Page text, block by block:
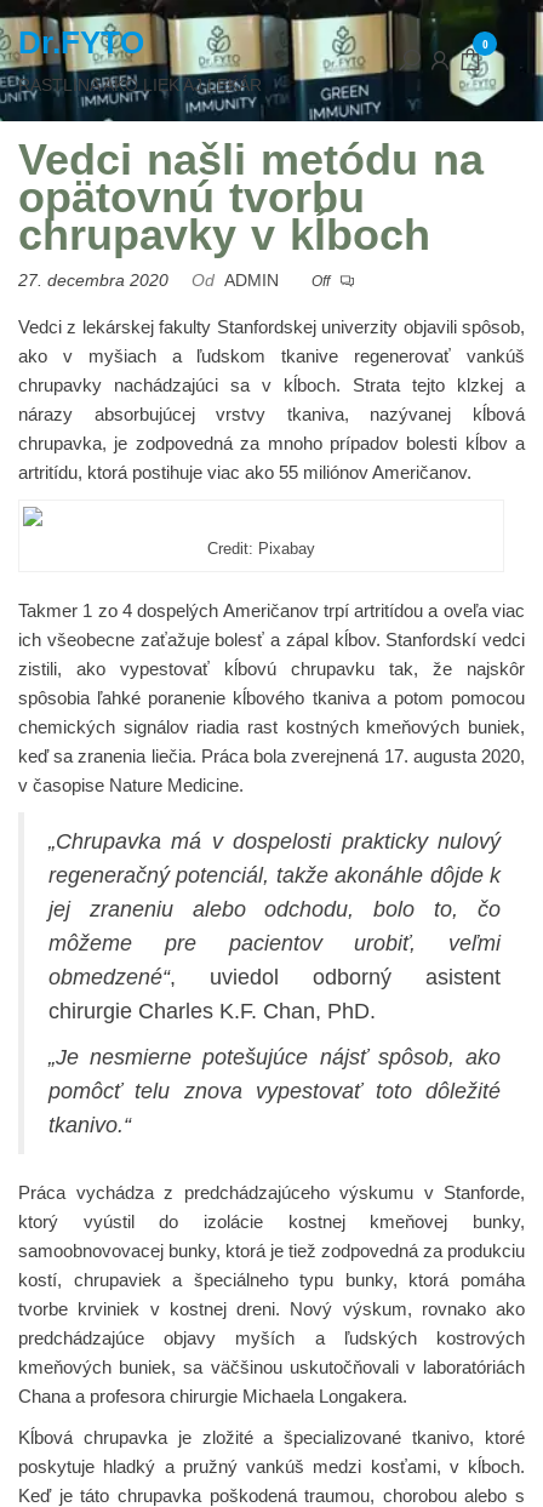
Dr.FYTO
RASTLINA AKO LIEK AJ LEKÁR
0
Vedci našli metódu na
opätovnú tvorbu
chrupavky v kĺboch
27. decembra 2020 Od ADMIN Off
Vedci z lekárskej fakulty Stanfordskej univerzity objavili spôsob,
ako v myšiach a ľudskom tkanive regenerovať vankúš
chrupavky nachádzajúci sa v kĺboch. Strata tejto klzkej a
nárazy absorbujúcej vrstvy tkaniva, nazývanej kĺbová
chrupavka, je zodpovedná za mnoho prípadov bolesti kĺbov a
artritídu, ktorá postihuje viac ako 55 miliónov Američanov.
Credit: Pixabay
Takmer 1 zo 4 dospelých Američanov trpí artritídou a oveľa viac
ich všeobecne zaťažuje bolesť a zápal kĺbov. Stanfordskí vedci
zistili, ako vypestovať kĺbovú chrupavku tak, že najskôr
spôsobia ľahké poranenie kĺbového tkaniva a potom pomocou
chemických signálov riadia rast kostných kmeňových buniek,
keď sa zranenia liečia. Práca bola zverejnená 17. augusta 2020,
v časopise Nature Medicine.
„Chrupavka má v dospelosti prakticky nulový
regeneračný potenciál, takže akonáhle dôjde k
jej zraneniu alebo odchodu, bolo to, čo
môžeme pre pacientov urobiť, veľmi
obmedzené“, uviedol odborný asistent
chirurgie Charles K.F. Chan, PhD.
„Je nesmierne potešujúce nájsť spôsob, ako
pomôcť telu znova vypestovať toto dôležité
tkanivo.“
Práca vychádza z predchádzajúceho výskumu v Stanforde,
ktorý vyústil do izolácie kostnej kmeňovej bunky,
samoobnovovacej bunky, ktorá je tiež zodpovedná za produkciu
kostí, chrupaviek a špeciálneho typu bunky, ktorá pomáha
tvorbe krviniek v kostnej dreni. Nový výskum, rovnako ako
predchádzajúce objavy myších a ľudských kostrových
kmeňových buniek, sa väčšinou uskutočňovali v laboratóriách
Chana a profesora chirurgie Michaela Longakera.
Kĺbová chrupavka je zložité a špecializované tkanivo, ktoré
poskytuje hladký a pružný vankúš medzi kosťami, v kĺboch.
Keď je táto chrupavka poškodená traumou, chorobou alebo s